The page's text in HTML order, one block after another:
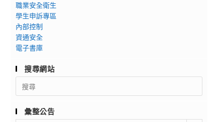
職業安全衛生
學生申訴專區
內部控制
資通安全
電子書庫
搜尋網站
Search
for:
彙整公告